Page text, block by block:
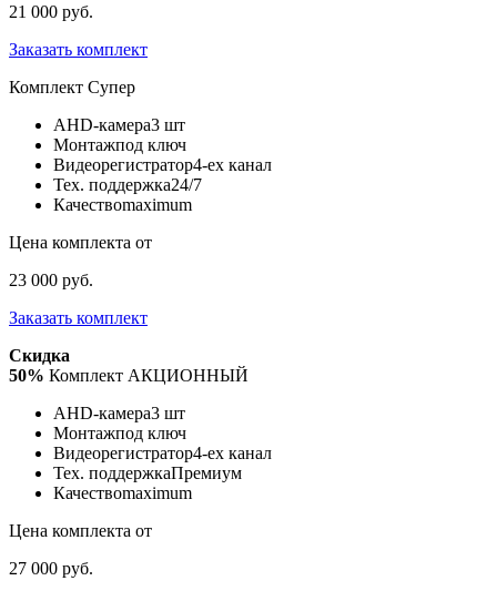
21 000 руб.
Заказать комплект
Комплект Супер
AHD-камера3 шт
Монтажпод ключ
Видеорегистратор4-ех канал
Тех. поддержка24/7
Качествоmaximum
Цена комплекта от
23 000 руб.
Заказать комплект
Скидка
50% Комплект АКЦИОННЫЙ
AHD-камера3 шт
Монтажпод ключ
Видеорегистратор4-ех канал
Тех. поддержкаПремиум
Качествоmaximum
Цена комплекта от
27 000 руб.